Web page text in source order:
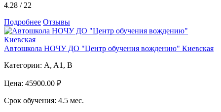
4.28 / 22
Подробнее Отзывы
Автошкола НОЧУ ДО "Центр обучения вождению" Киевская
Категории: A, A1, B
Цена: 45900.00 ₽
Срок обучения: 4.5 мес.